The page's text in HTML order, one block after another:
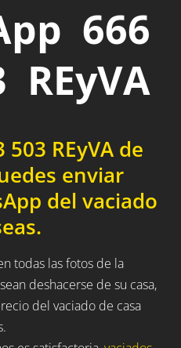
666
REyVA
REyVA de
enviar
del vaciado
todas las fotos de la
deshacerse de su casa,
del vaciado de casa